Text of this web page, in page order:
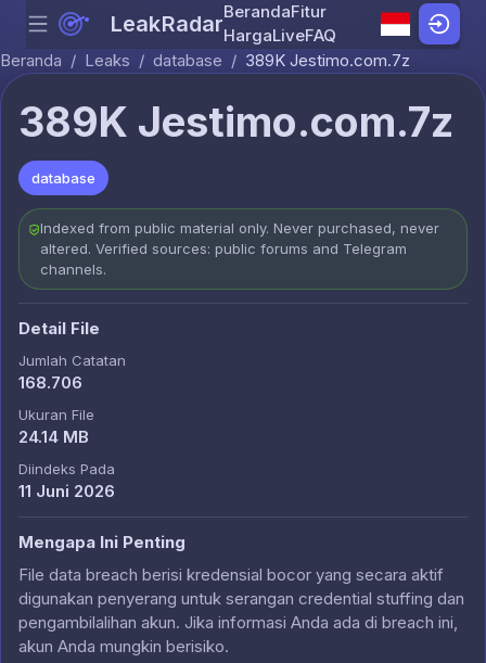
Skip to content
Menu LeakRadarBerandaFitur
HargaLiveFAQ
Beranda / Leaks / database / 389K Jestimo.com.7z
389K Jestimo.com.7z
database
Indexed from public material only. Never purchased, never
altered. Verified sources: public forums and Telegram
channels.
Detail File
Jumlah Catatan
168.706
Ukuran File
24.14 MB
Diindeks Pada
11 Juni 2026
Mengapa Ini Penting
File data breach berisi kredensial bocor yang secara aktif
digunakan penyerang untuk serangan credential stuffing dan
pengambilalihan akun. Jika informasi Anda ada di breach ini,
akun Anda mungkin berisiko.